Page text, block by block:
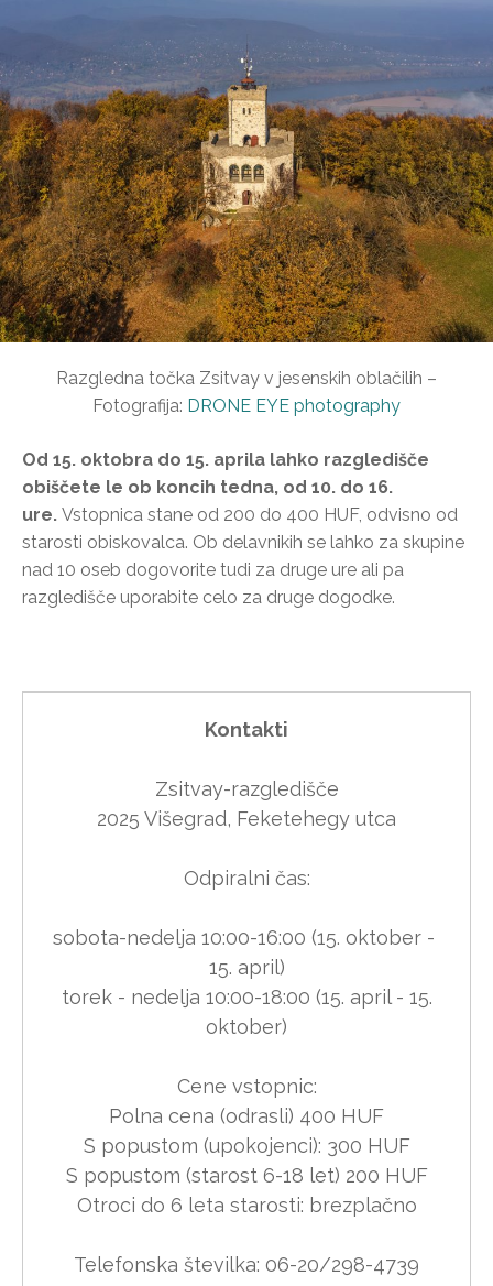
Razgledna točka Zsitvay v jesenskih oblačilih –
Fotografija: DRONE EYE photography
Od 15. oktobra do 15. aprila lahko razgledišče
obiščete le ob koncih tedna, od 10. do 16.
ure. Vstopnica stane od 200 do 400 HUF, odvisno od
starosti obiskovalca. Ob delavnikih se lahko za skupine
nad 10 oseb dogovorite tudi za druge ure ali pa
razgledišče uporabite celo za druge dogodke.
Kontakti
Zsitvay-razgledišče
2025 Višegrad, Feketehegy utca
Odpiralni čas:
sobota-nedelja 10:00-16:00 (15. oktober -
15. april)
torek - nedelja 10:00-18:00 (15. april - 15.
oktober)
Cene vstopnic:
Polna cena (odrasli) 400 HUF
S popustom (upokojenci): 300 HUF
S popustom (starost 6-18 let) 200 HUF
Otroci do 6 leta starosti: brezplačno
Telefonska številka: 06-20/298-4739